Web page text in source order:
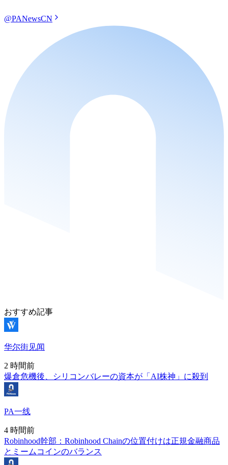
@PANewsCN
おすすめ記事
华尔街见闻
2 時間前
爆倉危機後、シリコンバレーの資本が「AI株神」に殺到
PA一线
4 時間前
Robinhood幹部：Robinhood Chainの位置付けは正規金融商品
とミームコインのバランス